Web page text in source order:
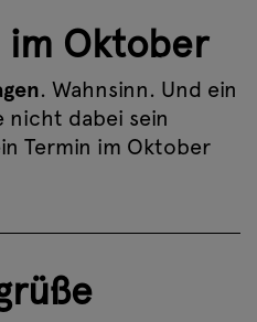
im Oktober
. Wahnsinn. Und ein
nicht dabei sein
Termin im Oktober